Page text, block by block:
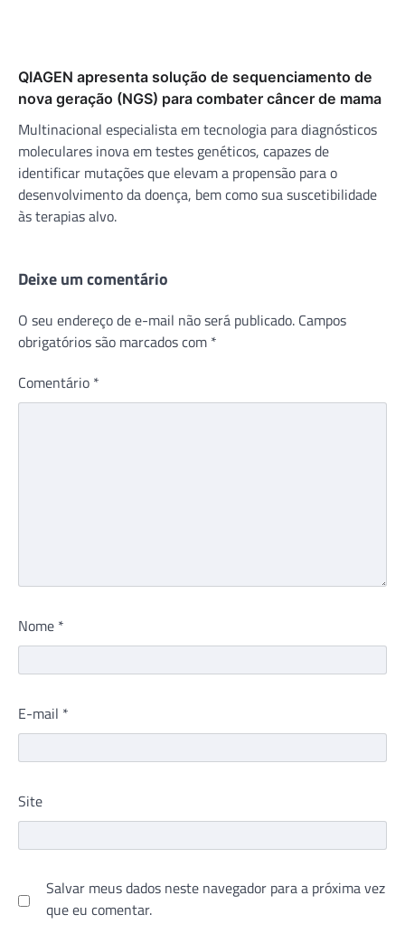
QIAGEN apresenta solução de sequenciamento de
nova geração (NGS) para combater câncer de mama
Multinacional especialista em tecnologia para diagnósticos
moleculares inova em testes genéticos, capazes de
identificar mutações que elevam a propensão para o
desenvolvimento da doença, bem como sua suscetibilidade
às terapias alvo.
Deixe um comentário
O seu endereço de e-mail não será publicado. Campos
obrigatórios são marcados com *
Comentário *
Nome *
E-mail *
Site
Salvar meus dados neste navegador para a próxima vez
que eu comentar.